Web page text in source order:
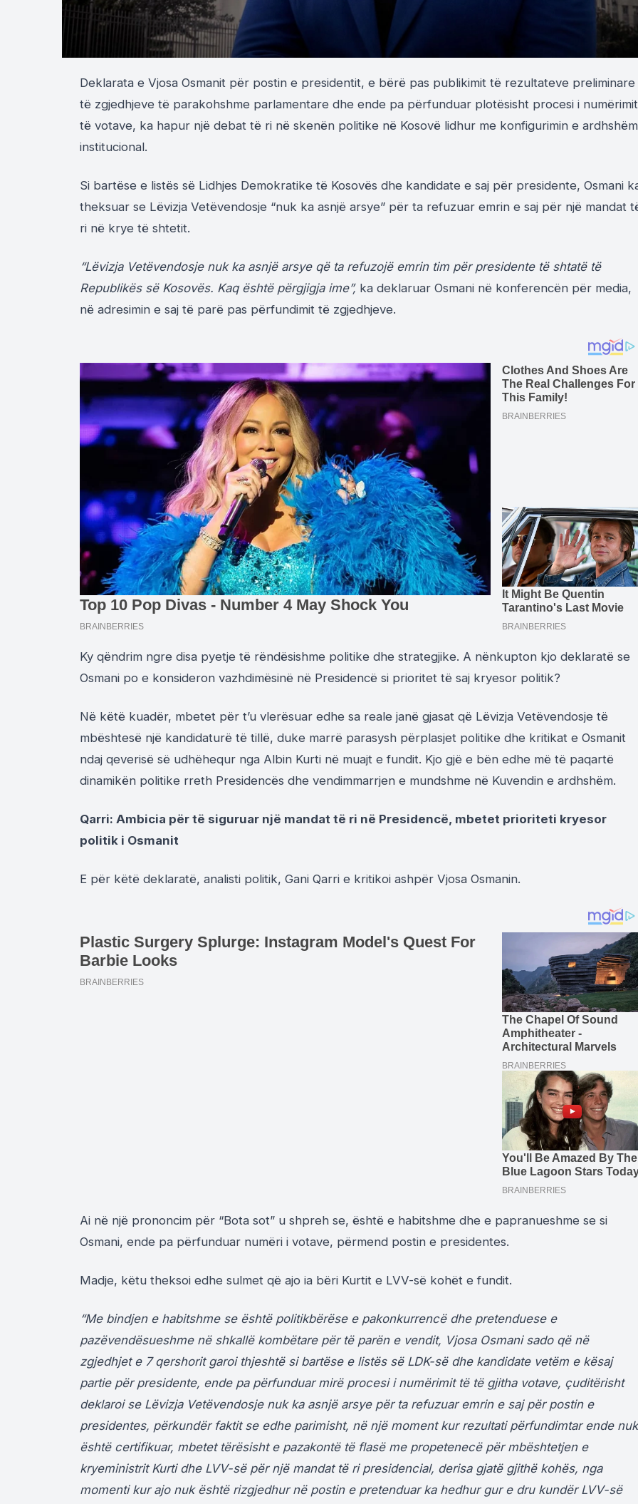
Deklarata e Vjosa Osmanit për postin e presidentit, e bërë pas publikimit të rezultateve preliminare
të zgjedhjeve të parakohshme parlamentare dhe ende pa përfunduar plotësisht procesi i numërimit
të votave, ka hapur një debat të ri në skenën politike në Kosovë lidhur me konfigurimin e ardhshëm
institucional.
Si bartëse e listës së Lidhjes Demokratike të Kosovës dhe kandidate e saj për presidente, Osmani
theksuar se Lëvizja Vetëvendosje “nuk ka asnjë arsye” për ta refuzuar emrin e saj për një mandat
ri në krye të shtetit.
“Lëvizja Vetëvendosje nuk ka asnjë arsye që ta refuzojë emrin tim për presidente të shtatë të
Republikës së Kosovës. Kaq është përgjigja ime”, ka deklaruar Osmani në konferencën për media,
në adresimin e saj të parë pas përfundimit të zgjedhjeve.
Ky qëndrim ngre disa pyetje të rëndësishme politike dhe strategjike. A nënkupton kjo deklaratë se
Osmani po e konsideron vazhdimësinë në Presidencë si prioritet të saj kryesor politik?
Në këtë kuadër, mbetet për t’u vlerësuar edhe sa reale janë gjasat që Lëvizja Vetëvendosje të
mbështesë një kandidaturë të tillë, duke marrë parasysh përplasjet politike dhe kritikat e Osmanit
ndaj qeverisë së udhëhequr nga Albin Kurti në muajt e fundit. Kjo gjë e bën edhe më të paqartë
dinamikën politike rreth Presidencës dhe vendimmarrjen e mundshme në Kuvendin e ardhshëm.
Qarri: Ambicia për të siguruar një mandat të ri në Presidencë, mbetet prioriteti kryesor
politik i Osmanit
E për këtë deklaratë, analisti politik, Gani Qarri e kritikoi ashpër Vjosa Osmanin.
Ai në një prononcim për “Bota sot” u shpreh se, është e habitshme dhe e papranueshme se si
Osmani, ende pa përfunduar numëri i votave, përmend postin e presidentes.
Madje, këtu theksoi edhe sulmet që ajo ia bëri Kurtit e LVV-së kohët e fundit.
“Me bindjen e habitshme se është politikbërëse e pakonkurrencë dhe pretenduese e
pazëvendësueshme në shkallë kombëtare për të parën e vendit, Vjosa Osmani sado që në
zgjedhjet e 7 qershorit garoi thjeshtë si bartëse e listës së LDK-së dhe kandidate vetëm e kësaj
partie për presidente, ende pa përfunduar mirë procesi i numërimit të të gjitha votave, çuditërisht
deklaroi se Lëvizja Vetëvendosje nuk ka asnjë arsye për ta refuzuar emrin e saj për postin e
presidentes, përkundër faktit se edhe parimisht, në një moment kur rezultati përfundimtar ende nuk
është certifikuar, mbetet tërësisht e pazakontë të flasë me propetenecë për mbështetjen e
kryeministrit Kurti dhe LVV-së për një mandat të ri presidencial, derisa gjatë gjithë kohës, nga
momenti kur ajo nuk është rizgjedhur në postin e pretenduar ka hedhur gur e dru kundër LVV-së